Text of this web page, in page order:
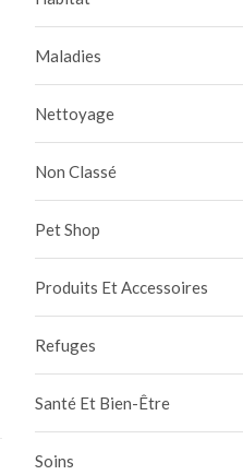
Maladies
Nettoyage
Non Classé
Pet Shop
Produits Et Accessoires
Refuges
Santé Et Bien-Être
Soins